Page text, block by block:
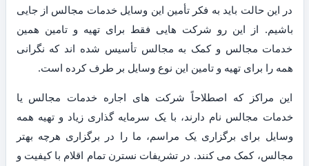
در این حالت باید به فکر تأمین این وسایل خدمات مجالس از جایی
باشیم. از این رو شرکت هایی فقط برای تهیه و تامین همین
خدمات مجالس و کمک به مجالس تأسیس شده اند که نگرانی
همه را برای تهیه و تامین این نوع وسایل بر طرف کرده است.
این مراکز که اصطلاحاً شرکت های اجاره خدمات مجالس یا
خدمات مجالس نام دارند، با یک سرمایه گذاری زیاد و تهیه همه
وسایل برای برگزاری یک مراسم، ما را در برگزاری هرچه بهتر
مجالس، کمک می کنند. در تشریفات نسترن تمام اقلام با کیفیت و